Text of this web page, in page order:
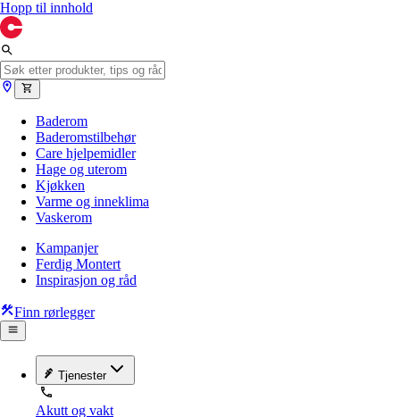
Hopp til innhold
Baderom
Baderomstilbehør
Care hjelpemidler
Hage og uterom
Kjøkken
Varme og inneklima
Vaskerom
Kampanjer
Ferdig Montert
Inspirasjon og råd
Finn rørlegger
Tjenester
Akutt og vakt